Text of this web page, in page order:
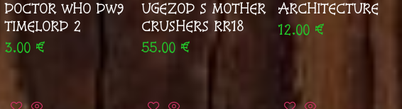
DOCTOR WHO DW9
TIMELORD 2
3.00 €
UGEZOD S MOTHER
CRUSHERS RR18
55.00 €
ARCHITECTURE
12.00 €